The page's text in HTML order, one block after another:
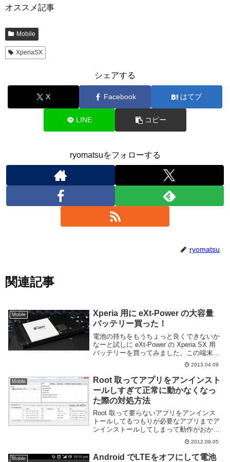
オススメ記事
Mobile
XperiaSX
シェアする
X Facebook はてブ
LINE コピー
ryomatsuをフォローする
ryomatsu
関連記事
Mobile
Xperia 用に eXt-Power の大容量
バッテリー買った！
電池の持ちをもうちょっと良くできないか
なーと試しに eXt-Power の Xperia SX 用
バッテリーを買ってみました。この端末は
手軽にバッテリーを交換できるのが良いで
すね。eXt-Power XPERIA SX EXT-
SO05DS...
2013.04.09
Mobile
Root 取ってアプリをアンインスト
ールしすぎて正常に動かなくなっ
た際の対処方法
Root 取って要らないアプリをアンインス
トールしてるつもりが必要なアプリまでア
ンインストールしてしまって動作がおかし
くなってしまったときの対処方法。今日
Gmail を使おうとしたら "Gmail app has
crashed" などと...
2012.09.05
Mobile
Android でLTEをオフにして電池